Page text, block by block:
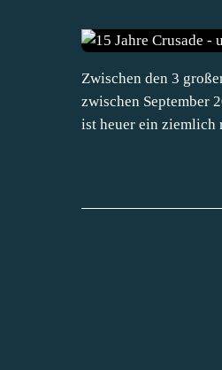
Zwischen den 3
zwischen September
ist heuer ein ziemlich